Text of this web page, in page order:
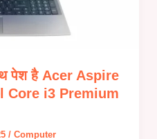
पेश है Acer Aspire
Core i3 Premium
/ Computer